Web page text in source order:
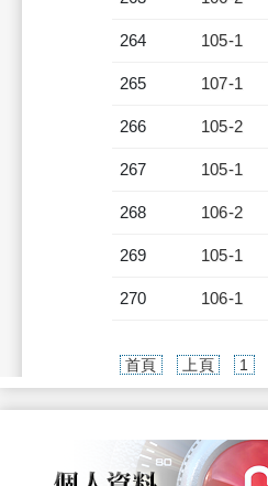
264 105-1
265 107-1
266 105-2
267 105-1
268 106-2
269 105-1
270 106-1
首頁 上頁 1